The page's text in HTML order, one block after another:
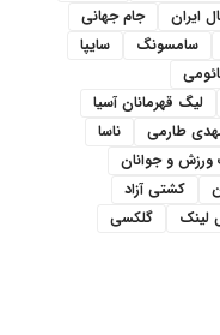
ایران
جام جهانی
سامسونگ
سایپا
لیگ قهرمانان آسیا
طارمی
ناسا
ورزش و جوانان
کشتی آزاد
لینک
گلکسی